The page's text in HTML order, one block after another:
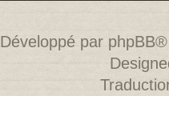
Développé par phpBB®